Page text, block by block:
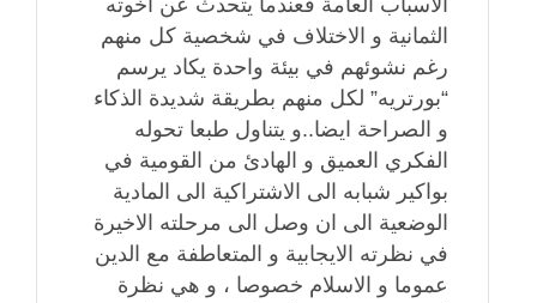
الاسباب العامة فعندما يتحدث عن اخوته
الثمانية و الاختلاف في شخصية كل منهم
رغم نشوئهم في بيئة واحدة يكاد يرسم
“بورتريه” لكل منهم بطريقة شديدة الذكاء
و الصراحة ايضا..و يتناول طبعا تحوله
الفكري العميق و الهادئ من القومية في
بواكير شبابه الى الاشتراكية الى المادية
الوضعية الى ان وصل الى مرحلته الاخيرة
في نظرته الايجابية و المتعاطفة مع الدين
عموما و الاسلام خصوصا ، و هي نظرة